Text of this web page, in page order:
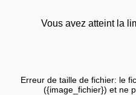
Vous avez atteint la
Erreur de taille de fichier: le
({image_fichier}) et ne